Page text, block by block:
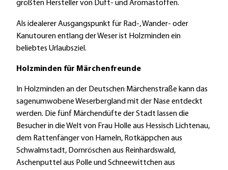
größten Hersteller von Duft- und Aromastoffen.
Als idealerer Ausgangspunkt für Rad-, Wander- oder
Kanutouren entlang der Weser ist Holzminden ein
beliebtes Urlaubsziel.
Holzminden für Märchenfreunde
In Holzminden an der Deutschen Märchenstraße kann das
sagenumwobene Weserbergland mit der Nase entdeckt
werden. Die fünf Märchendüfte der Stadt lassen die
Besucher in die Welt von Frau Holle aus Hessisch Lichtenau,
dem Rattenfänger von Hameln, Rotkäppchen aus
Schwalmstadt, Dornröschen aus Reinhardswald,
Aschenputtel aus Polle und Schneewittchen aus